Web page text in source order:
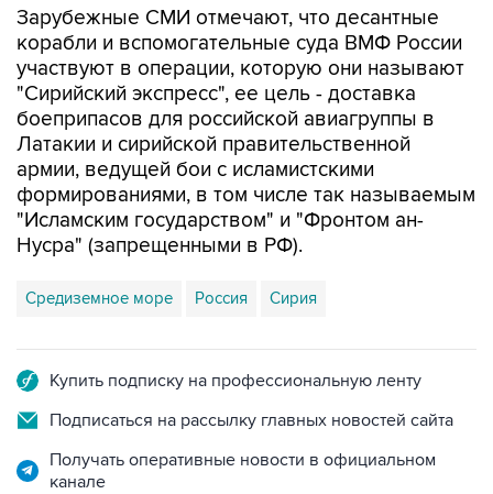
Зарубежные СМИ отмечают, что десантные
корабли и вспомогательные суда ВМФ России
участвуют в операции, которую они называют
"Сирийский экспресс", ее цель - доставка
боеприпасов для российской авиагруппы в
Латакии и сирийской правительственной
армии, ведущей бои с исламистскими
формированиями, в том числе так называемым
"Исламским государством" и "Фронтом ан-
Нусра" (запрещенными в РФ).
Средиземное море Россия Сирия
Купить подписку на профессиональную ленту
Подписаться на рассылку главных новостей сайта
Получать оперативные новости в официальном
канале